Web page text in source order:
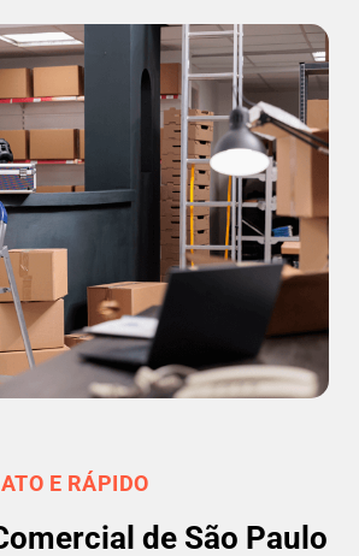
E RÁPIDO
de São Paulo